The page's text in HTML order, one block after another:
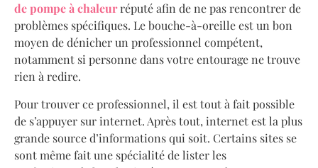
de pompe à chaleurréputé afin de ne pas rencontrer de
problèmes spécifiques. Le bouche-à-oreille est un bon
moyen de dénicher un professionnel compétent,
notamment si personne dans votre entourage ne trouve
rien à redire.
Pour trouver ce professionnel, il est tout à fait possible
de s’appuyer sur internet. Après tout, internet est la plus
grande source d’informations qui soit. Certains sites se
sont même fait une spécialité de lister les